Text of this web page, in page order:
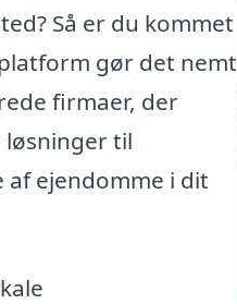
Så er du kommet
gør det nemt
firmaer, der
til
af ejendomme i dit